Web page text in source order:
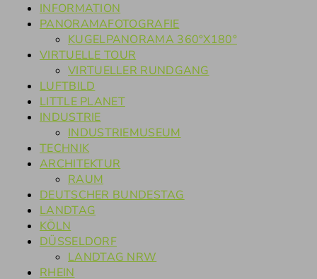
INFORMATION
PANORAMAFOTOGRAFIE
KUGELPANORAMA 360°X180°
VIRTUELLE TOUR
VIRTUELLER RUNDGANG
LUFTBILD
LITTLE PLANET
INDUSTRIE
INDUSTRIEMUSEUM
TECHNIK
ARCHITEKTUR
RAUM
DEUTSCHER BUNDESTAG
LANDTAG
KÖLN
DÜSSELDORF
LANDTAG NRW
RHEIN